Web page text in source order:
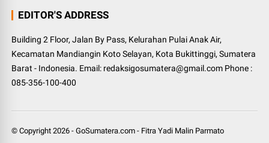
EDITOR'S ADDRESS
Building 2 Floor, Jalan By Pass, Kelurahan Pulai Anak Air,
Kecamatan Mandiangin Koto Selayan, Kota Bukittinggi, Sumatera
Barat - Indonesia. Email: redaksigosumatera@gmail.com Phone :
085-356-100-400
© Copyright2026 -GoSumatera.com - Fitra Yadi Malin Parmato